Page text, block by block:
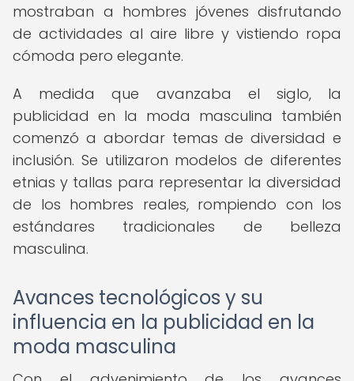
mostraban a hombres jóvenes disfrutando
de actividades al aire libre y vistiendo ropa
cómoda pero elegante.
A medida que avanzaba el siglo, la
publicidad en la moda masculina también
comenzó a abordar temas de diversidad e
inclusión. Se utilizaron modelos de diferentes
etnias y tallas para representar la diversidad
de los hombres reales, rompiendo con los
estándares tradicionales de belleza
masculina.
Avances tecnológicos y su
influencia en la publicidad en la
moda masculina